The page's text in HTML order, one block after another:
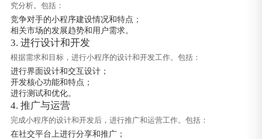
究分析。包括：
竞争对手的小程序建设情况和特点；
相关市场的发展趋势和用户需求。
3. 进行设计和开发
根据需求和目标，进行小程序的设计和开发工作。包括：
进行界面设计和交互设计；
开发核心功能和特点；
进行测试和优化。
4. 推广与运营
完成小程序的设计和开发后，进行推广和运营工作。包括：
在社交平台上进行分享和推广；